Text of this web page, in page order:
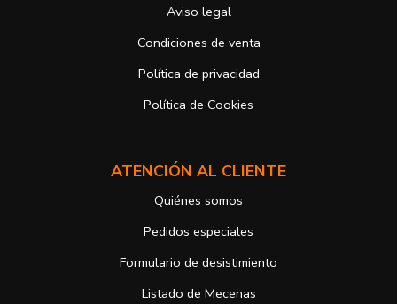
Responsable del tratamiento: Antonio José Alcolea Navarro
Dirección postal: Avenida Giorgeta 22, Bajo
Si desea ampliar información sobre la política de privacidad de
nuestra empresa, puede hacerlo en el siguiente enlace:
Aviso legal
Condiciones de venta
Política de privacidad
Política de Cookies
ATENCIÓN AL CLIENTE
Quiénes somos
Pedidos especiales
Formulario de desistimiento
Listado de Mecenas